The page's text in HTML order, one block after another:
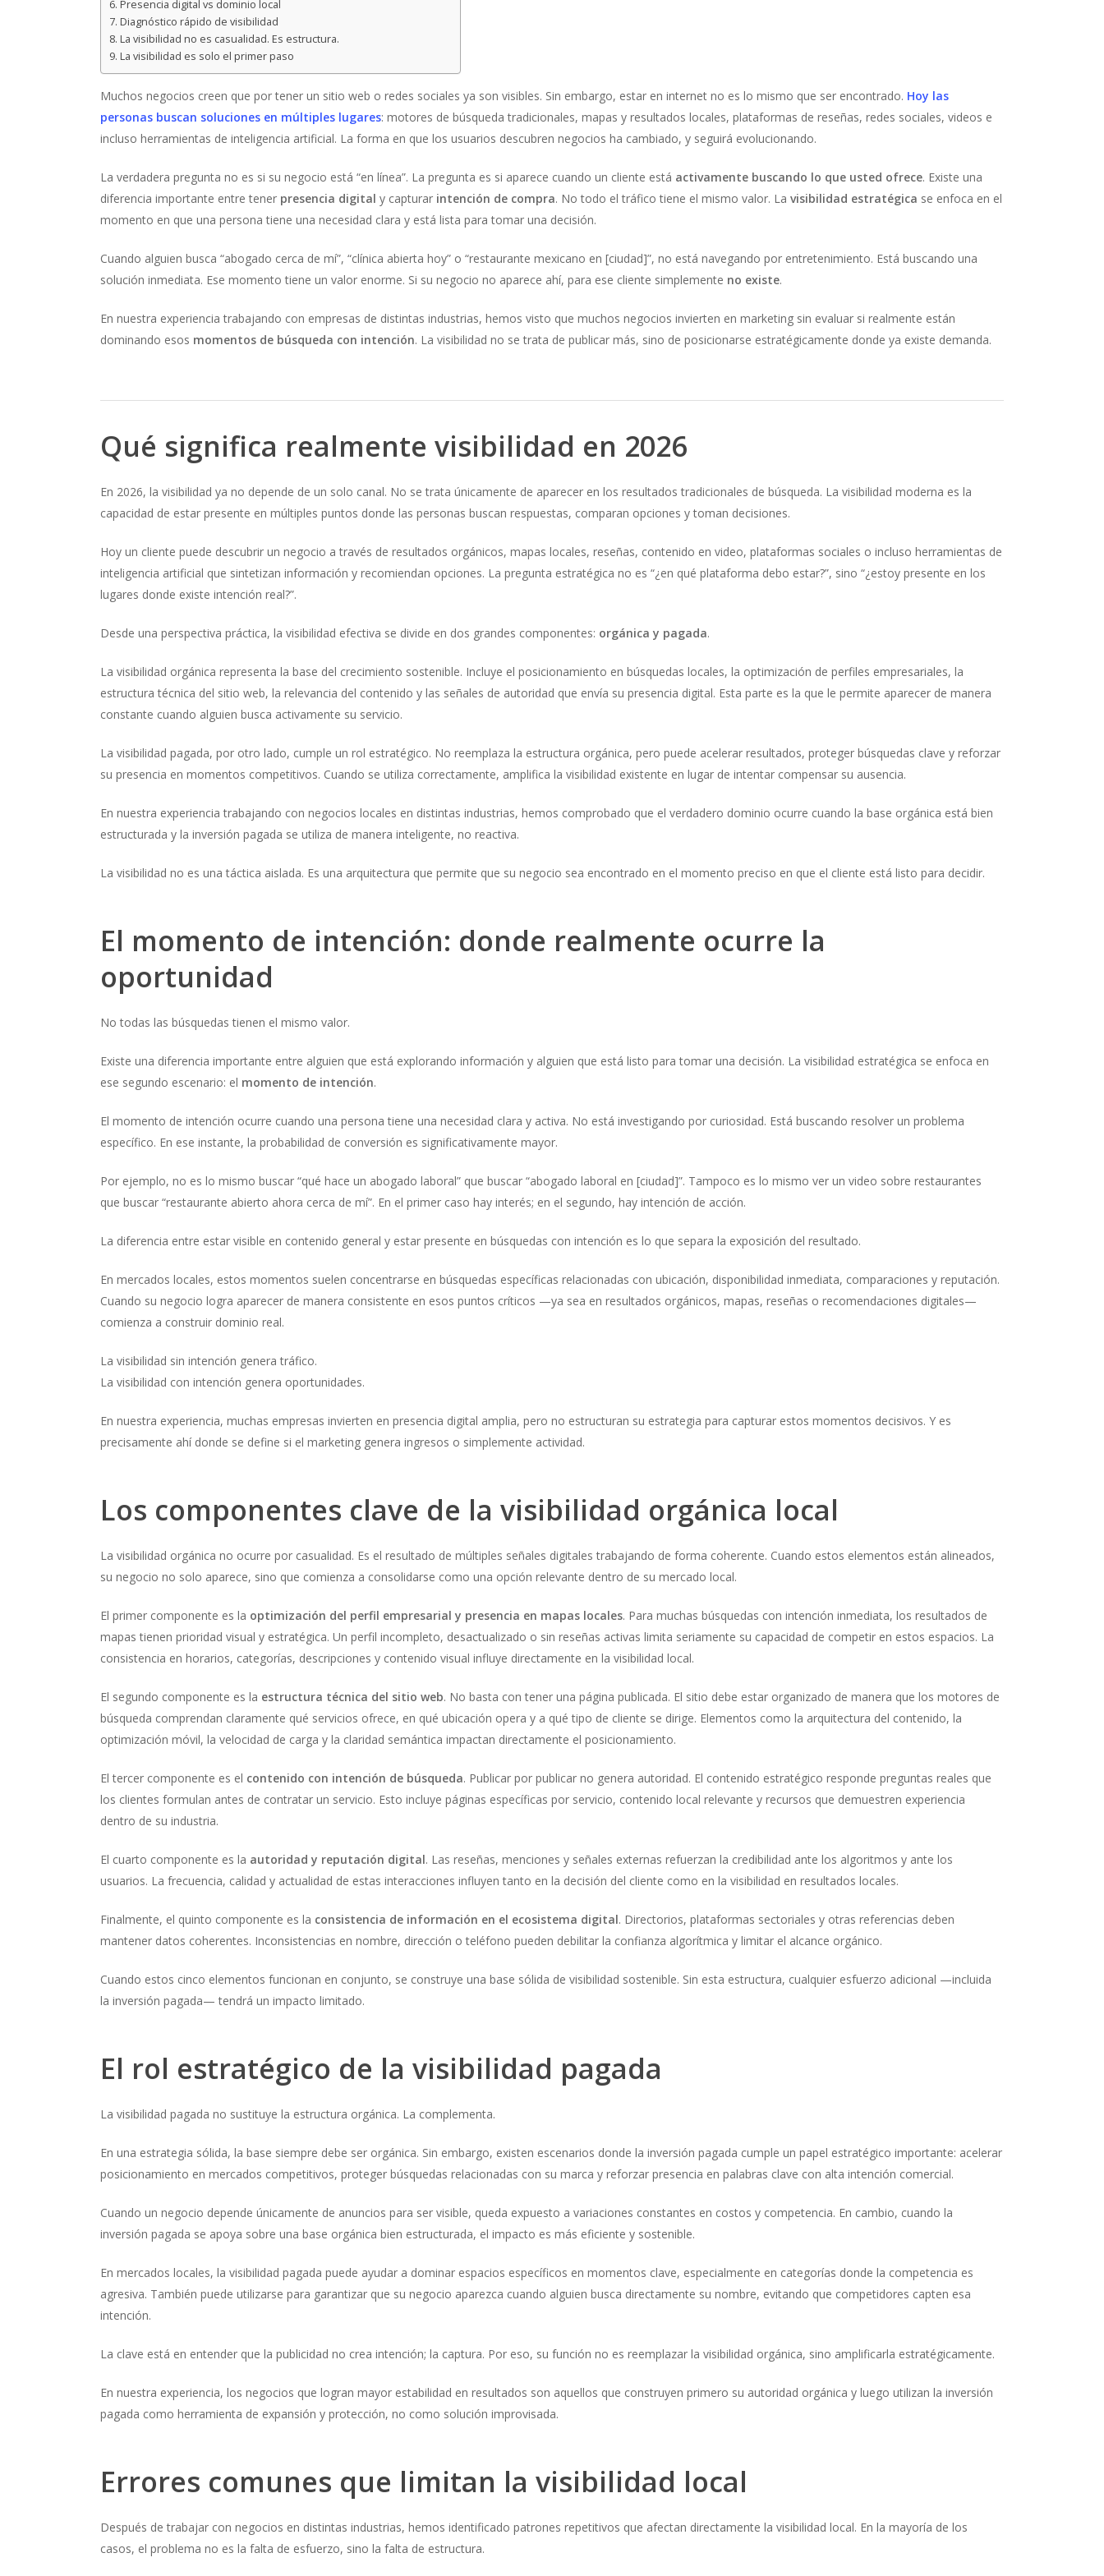
Presencia digital vs dominio local
Diagnóstico rápido de visibilidad
La visibilidad no es casualidad. Es estructura.
La visibilidad es solo el primer paso
Muchos negocios creen que por tener un sitio web o redes sociales ya son visibles. Sin embargo, estar en internet no es lo mismo que ser encontrado. Hoy las
personas buscan soluciones en múltiples lugares: motores de búsqueda tradicionales, mapas y resultados locales, plataformas de reseñas, redes sociales, videos e
incluso herramientas de inteligencia artificial. La forma en que los usuarios descubren negocios ha cambiado, y seguirá evolucionando.
La verdadera pregunta no es si su negocio está “en línea”. La pregunta es si aparece cuando un cliente está activamente buscando lo que usted ofrece. Existe una
diferencia importante entre tener presencia digital y capturar intención de compra. No todo el tráfico tiene el mismo valor. Lavisibilidad estratégica se enfoca en el
momento en que una persona tiene una necesidad clara y está lista para tomar una decisión.
Cuando alguien busca “abogado cerca de mí”, “clínica abierta hoy” o “restaurante mexicano en [ciudad]”, no está navegando por entretenimiento. Está buscando una
solución inmediata. Ese momento tiene un valor enorme. Si su negocio no aparece ahí, para ese cliente simplemente no existe.
En nuestra experiencia trabajando con empresas de distintas industrias, hemos visto que muchos negocios invierten en marketing sin evaluar si realmente están
dominando esos momentos de búsqueda con intención. La visibilidad no se trata de publicar más, sino de posicionarse estratégicamente donde ya existe demanda.
Qué significa realmente visibilidad en 2026
En 2026, la visibilidad ya no depende de un solo canal. No se trata únicamente de aparecer en los resultados tradicionales de búsqueda. La visibilidad moderna es la
capacidad de estar presente en múltiples puntos donde las personas buscan respuestas, comparan opciones y toman decisiones.
Hoy un cliente puede descubrir un negocio a través de resultados orgánicos, mapas locales, reseñas, contenido en video, plataformas sociales o incluso herramientas de
inteligencia artificial que sintetizan información y recomiendan opciones. La pregunta estratégica no es “¿en qué plataforma debo estar?”, sino “¿estoy presente en los
lugares donde existe intención real?”.
Desde una perspectiva práctica, la visibilidad efectiva se divide en dos grandes componentes: orgánica y pagada.
La visibilidad orgánica representa la base del crecimiento sostenible. Incluye el posicionamiento en búsquedas locales, la optimización de perfiles empresariales, la
estructura técnica del sitio web, la relevancia del contenido y las señales de autoridad que envía su presencia digital. Esta parte es la que le permite aparecer de manera
constante cuando alguien busca activamente su servicio.
La visibilidad pagada, por otro lado, cumple un rol estratégico. No reemplaza la estructura orgánica, pero puede acelerar resultados, proteger búsquedas clave y reforzar
su presencia en momentos competitivos. Cuando se utiliza correctamente, amplifica la visibilidad existente en lugar de intentar compensar su ausencia.
En nuestra experiencia trabajando con negocios locales en distintas industrias, hemos comprobado que el verdadero dominio ocurre cuando la base orgánica está bien
estructurada y la inversión pagada se utiliza de manera inteligente, no reactiva.
La visibilidad no es una táctica aislada. Es una arquitectura que permite que su negocio sea encontrado en el momento preciso en que el cliente está listo para decidir.
El momento de intención: donde realmente ocurre la
oportunidad
No todas las búsquedas tienen el mismo valor.
Existe una diferencia importante entre alguien que está explorando información y alguien que está listo para tomar una decisión. La visibilidad estratégica se enfoca en
ese segundo escenario: el momento de intención.
El momento de intención ocurre cuando una persona tiene una necesidad clara y activa. No está investigando por curiosidad. Está buscando resolver un problema
específico. En ese instante, la probabilidad de conversión es significativamente mayor.
Por ejemplo, no es lo mismo buscar “qué hace un abogado laboral” que buscar “abogado laboral en [ciudad]”. Tampoco es lo mismo ver un video sobre restaurantes
que buscar “restaurante abierto ahora cerca de mí”. En el primer caso hay interés; en el segundo, hay intención de acción.
La diferencia entre estar visible en contenido general y estar presente en búsquedas con intención es lo que separa la exposición del resultado.
En mercados locales, estos momentos suelen concentrarse en búsquedas específicas relacionadas con ubicación, disponibilidad inmediata, comparaciones y reputación.
Cuando su negocio logra aparecer de manera consistente en esos puntos críticos —ya sea en resultados orgánicos, mapas, reseñas o recomendaciones digitales—
comienza a construir dominio real.
La visibilidad sin intención genera tráfico.
La visibilidad con intención genera oportunidades.
En nuestra experiencia, muchas empresas invierten en presencia digital amplia, pero no estructuran su estrategia para capturar estos momentos decisivos. Y es
precisamente ahí donde se define si el marketing genera ingresos o simplemente actividad.
Los componentes clave de la visibilidad orgánica local
La visibilidad orgánica no ocurre por casualidad. Es el resultado de múltiples señales digitales trabajando de forma coherente. Cuando estos elementos están alineados,
su negocio no solo aparece, sino que comienza a consolidarse como una opción relevante dentro de su mercado local.
El primer componente es la optimización del perfil empresarial y presencia en mapas locales. Para muchas búsquedas con intención inmediata, los resultados de
mapas tienen prioridad visual y estratégica. Un perfil incompleto, desactualizado o sin reseñas activas limita seriamente su capacidad de competir en estos espacios. La
consistencia en horarios, categorías, descripciones y contenido visual influye directamente en la visibilidad local.
El segundo componente es la estructura técnica del sitio web. No basta con tener una página publicada. El sitio debe estar organizado de manera que los motores de
búsqueda comprendan claramente qué servicios ofrece, en qué ubicación opera y a qué tipo de cliente se dirige. Elementos como la arquitectura del contenido, la
optimización móvil, la velocidad de carga y la claridad semántica impactan directamente el posicionamiento.
El tercer componente es el contenido con intención de búsqueda. Publicar por publicar no genera autoridad. El contenido estratégico responde preguntas reales que
los clientes formulan antes de contratar un servicio. Esto incluye páginas específicas por servicio, contenido local relevante y recursos que demuestren experiencia
dentro de su industria.
El cuarto componente es la autoridad y reputación digital. Las reseñas, menciones y señales externas refuerzan la credibilidad ante los algoritmos y ante los
usuarios. La frecuencia, calidad y actualidad de estas interacciones influyen tanto en la decisión del cliente como en la visibilidad en resultados locales.
Finalmente, el quinto componente es la consistencia de información en el ecosistema digital. Directorios, plataformas sectoriales y otras referencias deben
mantener datos coherentes. Inconsistencias en nombre, dirección o teléfono pueden debilitar la confianza algorítmica y limitar el alcance orgánico.
Cuando estos cinco elementos funcionan en conjunto, se construye una base sólida de visibilidad sostenible. Sin esta estructura, cualquier esfuerzo adicional —incluida
la inversión pagada— tendrá un impacto limitado.
El rol estratégico de la visibilidad pagada
La visibilidad pagada no sustituye la estructura orgánica. La complementa.
En una estrategia sólida, la base siempre debe ser orgánica. Sin embargo, existen escenarios donde la inversión pagada cumple un papel estratégico importante: acelerar
posicionamiento en mercados competitivos, proteger búsquedas relacionadas con su marca y reforzar presencia en palabras clave con alta intención comercial.
Cuando un negocio depende únicamente de anuncios para ser visible, queda expuesto a variaciones constantes en costos y competencia. En cambio, cuando la
inversión pagada se apoya sobre una base orgánica bien estructurada, el impacto es más eficiente y sostenible.
En mercados locales, la visibilidad pagada puede ayudar a dominar espacios específicos en momentos clave, especialmente en categorías donde la competencia es
agresiva. También puede utilizarse para garantizar que su negocio aparezca cuando alguien busca directamente su nombre, evitando que competidores capten esa
intención.
La clave está en entender que la publicidad no crea intención; la captura. Por eso, su función no es reemplazar la visibilidad orgánica, sino amplificarla estratégicamente.
En nuestra experiencia, los negocios que logran mayor estabilidad en resultados son aquellos que construyen primero su autoridad orgánica y luego utilizan la inversión
pagada como herramienta de expansión y protección, no como solución improvisada.
Errores comunes que limitan la visibilidad local
Después de trabajar con negocios en distintas industrias, hemos identificado patrones repetitivos que afectan directamente la visibilidad local. En la mayoría de los
casos, el problema no es la falta de esfuerzo, sino la falta de estructura.